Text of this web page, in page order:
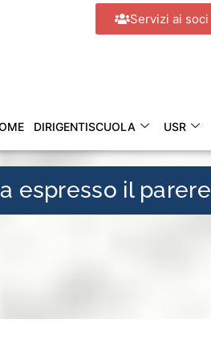
Servizi ai soci
DIRIGENTISCUOLA USR
espresso il parere